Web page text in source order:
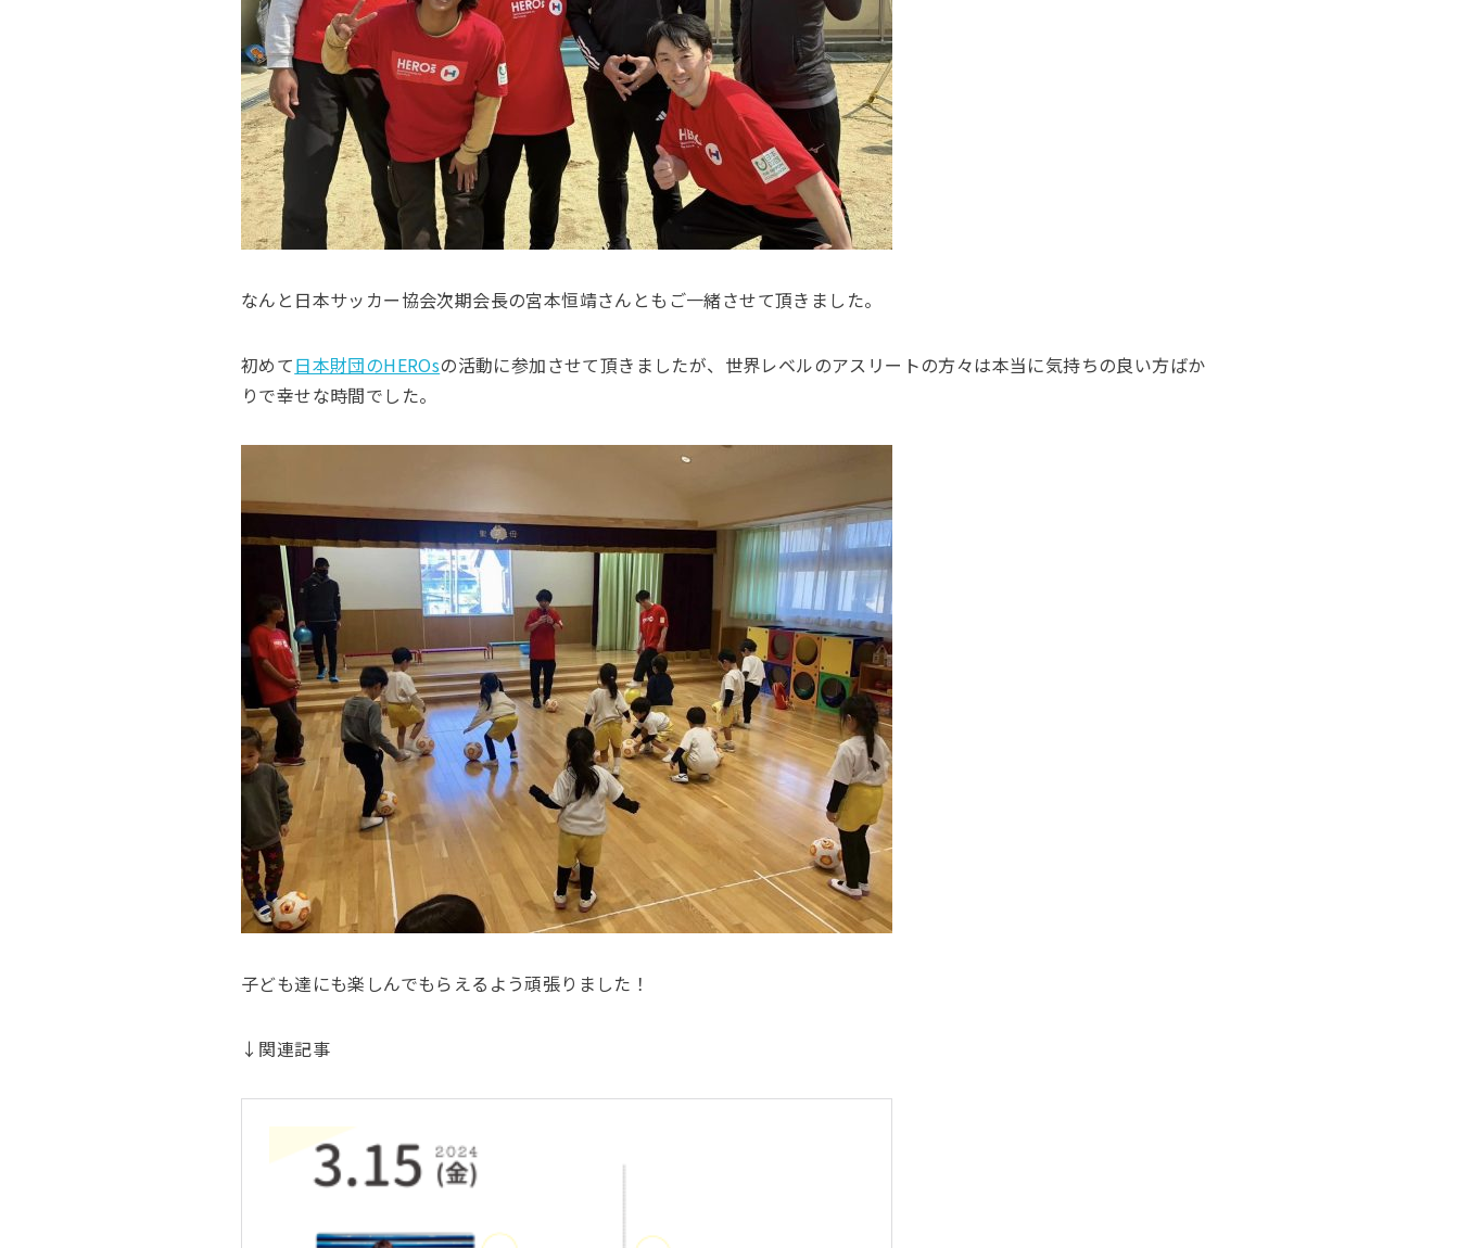
なんと日本サッカー協会次期会長の宮本恒靖さんともご一緒させて頂きました。
初めて日本財団のHEROsの活動に参加させて頂きましたが、世界レベルのアスリートの方々は本当に気持ちの良い方ばか
りで幸せな時間でした。
子ども達にも楽しんでもらえるよう頑張りました！
↓関連記事